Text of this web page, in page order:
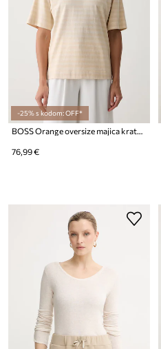
-25% s kodom: OFF*
BOSS Orange oversize majica kratkih rukava ženska pamučna C_Eregular_stripe_1
76,99 €